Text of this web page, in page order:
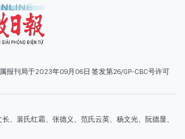
明开街432-434号
060
- 转 060
quangcaohoavan09@gmail.com;